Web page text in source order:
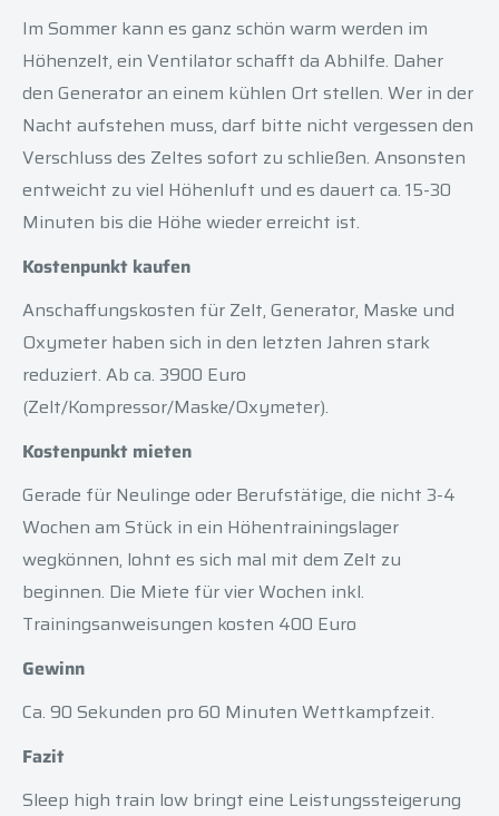
Im Sommer kann es ganz schön warm werden im
Höhenzelt, ein Ventilator schafft da Abhilfe. Daher
den Generator an einem kühlen Ort stellen. Wer in der
Nacht aufstehen muss, darf bitte nicht vergessen den
Verschluss des Zeltes sofort zu schließen. Ansonsten
entweicht zu viel Höhenluft und es dauert ca. 15-30
Minuten bis die Höhe wieder erreicht ist.
Kostenpunkt kaufen
Anschaffungskosten für Zelt, Generator, Maske und
Oxymeter haben sich in den letzten Jahren stark
reduziert. Ab ca. 3900 Euro
(Zelt/Kompressor/Maske/Oxymeter).
Kostenpunkt mieten
Gerade für Neulinge oder Berufstätige, die nicht 3-4
Wochen am Stück in ein Höhentrainingslager
wegkönnen, lohnt es sich mal mit dem Zelt zu
beginnen. Die Miete für vier Wochen inkl.
Trainingsanweisungen kosten 400 Euro
Gewinn
Ca. 90 Sekunden pro 60 Minuten Wettkampfzeit.
Fazit
Sleep high train low bringt eine Leistungssteigerung